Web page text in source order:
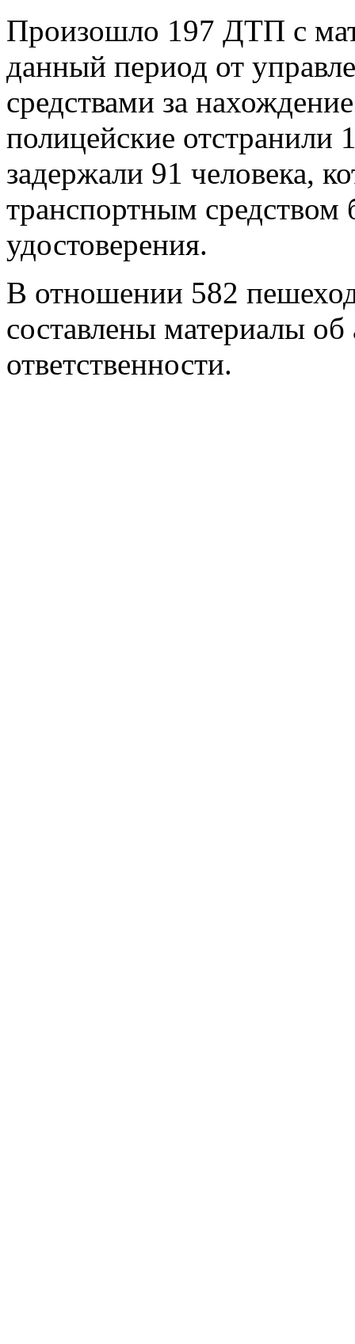
Произошло 197 ДТП с
данный период от
средствами за
полицейские
задержали 91 человека,
транспортным средством
удостоверения.
В отношении 582
составлены материалы
ответственности.